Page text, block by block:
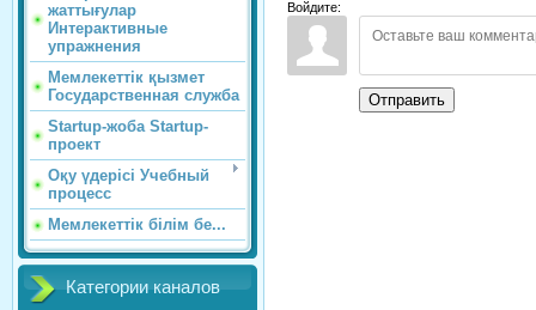
жаттығулар
Интерактивные
упражнения
Мемлекеттік қызмет
Государственная служба
Startup-жоба Startup-
проект
Оқу үдерісі Учебный
процесс
Мемлекеттік білім бе...
Категории каналов
Войдите:
Отправить